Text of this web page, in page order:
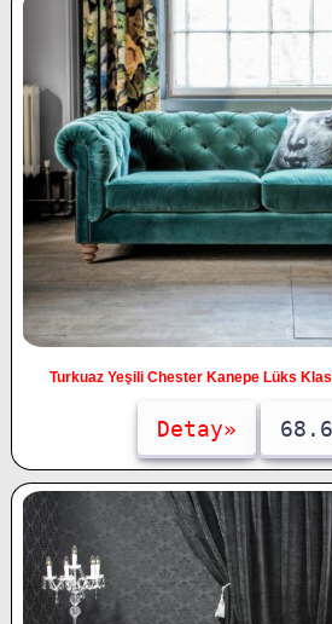
Turkuaz Yeşili Chester Kanepe Lüks
Detay»